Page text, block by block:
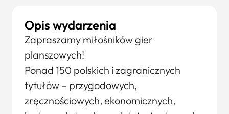
Opis wydarzenia
Zapraszamy miłośników gier
planszowych!
Ponad 150 polskich i zagranicznych
tytułów – przygodowych,
zręcznościowych, ekonomicznych,